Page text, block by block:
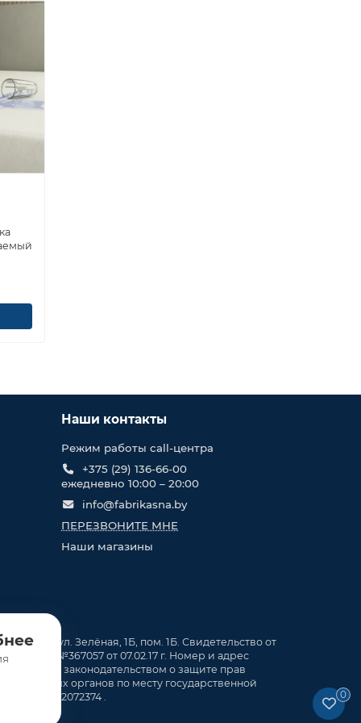
Наши контакты
Режим работы call-центра
+375 (29) 136-66-00
ежедневно 10:00 – 20:00
info@fabrikasna.by
ПЕРЕЗВОНИТЕ МНЕ
Наши магазины
Кирши, ул. Зелёная, 1Б, пом. 1Б. Свидетельство от
в ТР №367057 от 07.02.17 г. Номер и адрес
законодательством о защите прав
органов по месту государственной
+375172072374 .
0